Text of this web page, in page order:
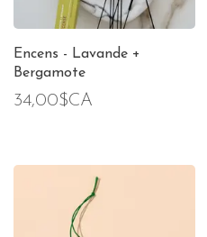
Encens - Lavande +
Bergamote
34,00$CA